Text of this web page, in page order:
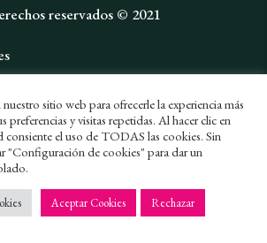
reservados © 2021
redes sociales
sitio web para ofrecerle la experiencia más
preferencias y visitas repetidas. Al hacer clic en
el uso de TODAS las cookies. Sin
"Configuración de cookies" para dar un
Aceptar Cookies Rechazar